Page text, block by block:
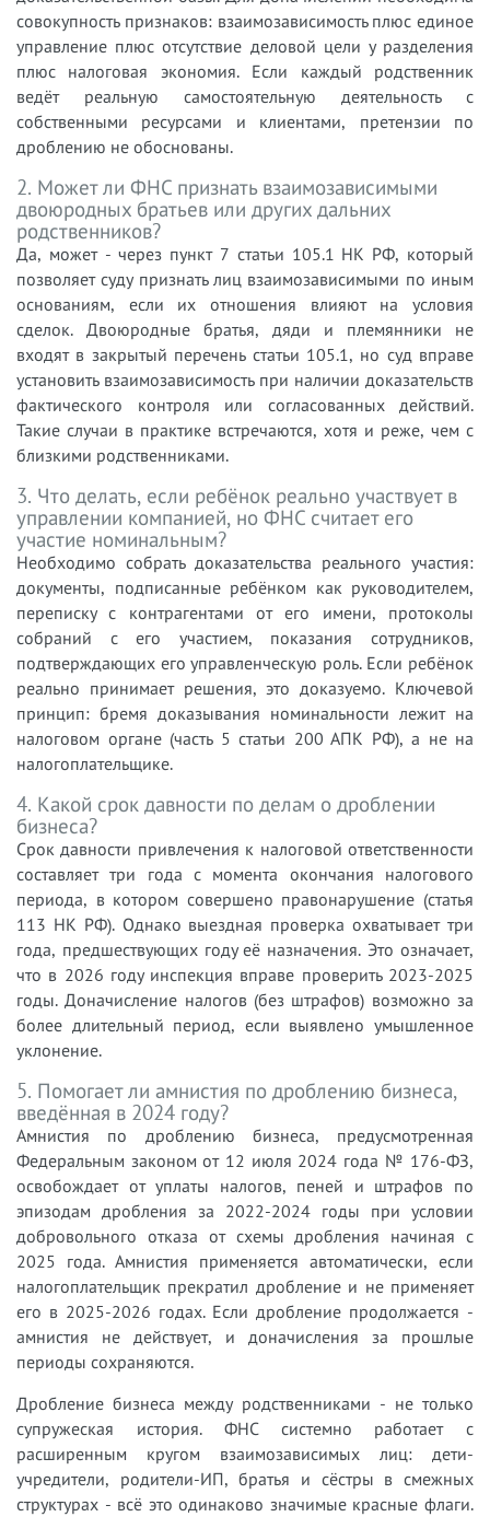
совокупность признаков: взаимозависимость плюс единое
управление плюс отсутствие деловой цели у разделения
плюс налоговая экономия. Если каждый родственник
ведёт реальную самостоятельную деятельность с
собственными ресурсами и клиентами, претензии по
дроблению не обоснованы.
2. Может ли ФНС признать взаимозависимыми
двоюродных братьев или других дальних
родственников?
Да, может - через пункт 7 статьи 105.1 НК РФ, который
позволяет суду признать лиц взаимозависимыми по иным
основаниям, если их отношения влияют на условия
сделок. Двоюродные братья, дяди и племянники не
входят в закрытый перечень статьи 105.1, но суд вправе
установить взаимозависимость при наличии доказательств
фактического контроля или согласованных действий.
Такие случаи в практике встречаются, хотя и реже, чем с
близкими родственниками.
3. Что делать, если ребёнок реально участвует в
управлении компанией, но ФНС считает его
участие номинальным?
Необходимо собрать доказательства реального участия:
документы, подписанные ребёнком как руководителем,
переписку с контрагентами от его имени, протоколы
собраний с его участием, показания сотрудников,
подтверждающих его управленческую роль. Если ребёнок
реально принимает решения, это доказуемо. Ключевой
принцип: бремя доказывания номинальности лежит на
налоговом органе (часть 5 статьи 200 АПК РФ), а не на
налогоплательщике.
4. Какой срок давности по делам о дроблении
бизнеса?
Срок давности привлечения к налоговой ответственности
составляет три года с момента окончания налогового
периода, в котором совершено правонарушение (статья
113 НК РФ). Однако выездная проверка охватывает три
года, предшествующих году её назначения. Это означает,
что в 2026 году инспекция вправе проверить 2023-2025
годы. Доначисление налогов (без штрафов) возможно за
более длительный период, если выявлено умышленное
уклонение.
5. Помогает ли амнистия по дроблению бизнеса,
введённая в 2024 году?
Амнистия по дроблению бизнеса, предусмотренная
Федеральным законом от 12 июля 2024 года № 176-ФЗ,
освобождает от уплаты налогов, пеней и штрафов по
эпизодам дробления за 2022-2024 годы при условии
добровольного отказа от схемы дробления начиная с
2025 года. Амнистия применяется автоматически, если
налогоплательщик прекратил дробление и не применяет
его в 2025-2026 годах. Если дробление продолжается -
амнистия не действует, и доначисления за прошлые
периоды сохраняются.
Дробление бизнеса между родственниками - не только
супружеская история. ФНС системно работает с
расширенным кругом взаимозависимых лиц: дети-
учредители, родители-ИП, братья и сёстры в смежных
структурах - всё это одинаково значимые красные флаги.